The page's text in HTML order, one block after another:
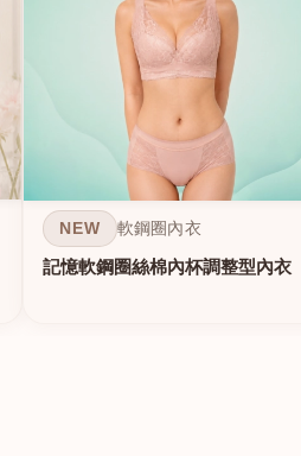
NEW 軟鋼圈內衣
記憶軟鋼圈絲棉內杯調整型內衣